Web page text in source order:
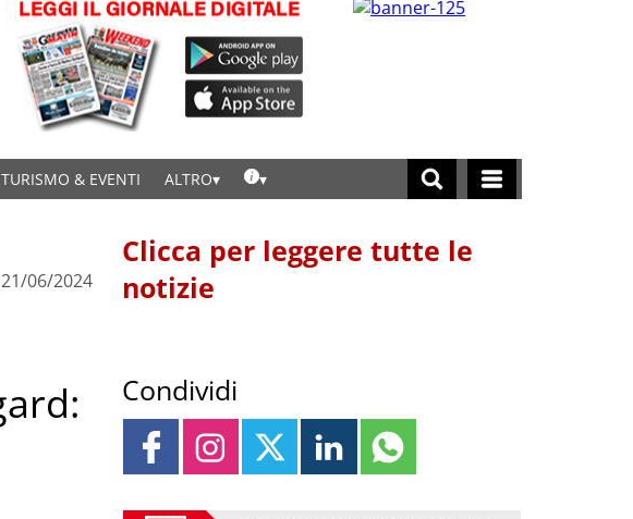
TURISMO & EVENTI ALTRO
21/06/2024
Clicca per leggere tutte le
notizie
Condividi